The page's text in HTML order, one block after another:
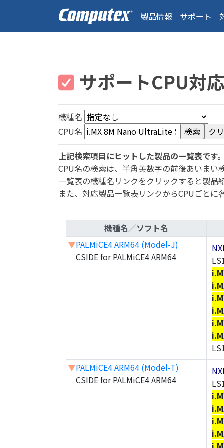
製品情報 サポート
サポートCPU対
機種名
CPU名
上記検索項目にヒットした製品の一覧表です。
CPU名の検索は、半角英数字の前後あいまい
一覧表の機種名リンクをクリックすると製品
また、対応製品一覧表リンクからCPUごとに
機種名／ソフト名
▼PALMiCE4 ARM64 (Model-J)
CSIDE for PALMiCE4 ARM64
▼PALMiCE4 ARM64 (Model-T)
CSIDE for PALMiCE4 ARM64